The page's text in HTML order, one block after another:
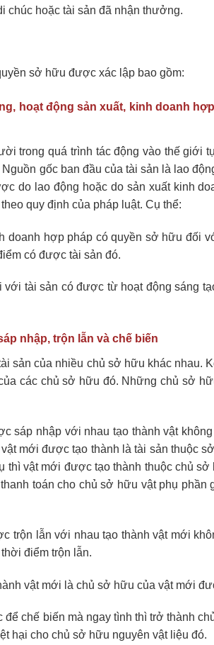
chúc hoặc tài sản đã nhận thưởng.
sở hữu được xác lập bao gồm:
hoạt động sản xuất, kinh doanh
trong quá trình tác động vào thế giới
gốc ban đầu của tài sản là lao
do lao động hoặc do sản xuất kinh
quy định của pháp luật. Cụ thể:
doanh hợp pháp có quyền sở hữu đối
có được tài sản đó.
tài sản có được từ hoạt động sáng
nhập, trộn lẫn và chế biến
sản của nhiều chủ sở hữu khác nhau.
các chủ sở hữu đó. Những chủ sở
sáp nhập với nhau tạo thành vật
mới được tạo thành là tài sản thuộc
thì vật mới được tạo thành thuộc chủ
toán cho chủ sở hữu vật phụ phần
trộn lẫn với nhau tạo thành vật mới
điểm trộn lẫn.
vật mới là chủ sở hữu của vật mới
chế biến mà ngay tình thì trở thành
hại cho chủ sở hữu nguyên vật liệu đó.